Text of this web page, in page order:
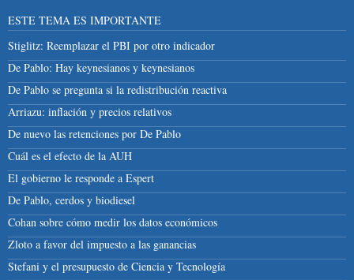
ESTE TEMA ES IMPORTANTE
Stiglitz: Reemplazar el PBI por otro indicador
De Pablo: Hay keynesianos y keynesianos
De Pablo se pregunta si la redistribución reactiva
Arriazu: inflación y precios relativos
De nuevo las retenciones por De Pablo
Cuál es el efecto de la AUH
El gobierno le responde a Espert
De Pablo, cerdos y biodiesel
Cohan sobre cómo medir los datos económicos
Zloto a favor del impuesto a las ganancias
Stefani y el presupuesto de Ciencia y Tecnología